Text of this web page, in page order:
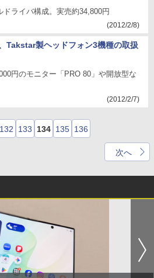
ドライバ構成。実売約34,800円
(2012/2/8)
Takstar製ヘッドフォン3機種の取扱
円のモニター「PRO 80」や開放型な
(2012/2/7)
132 133 134 135 136
次へ